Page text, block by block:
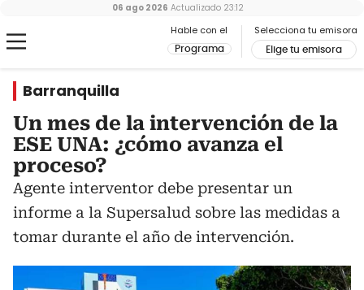
Hable con el
Programa
Selecciona tu emisora
Elige tu emisora
06 ago 2026 Actualizado 23:12
Barranquilla
Un mes de la intervención de la
ESE UNA: ¿cómo avanza el
proceso?
Agente interventor debe presentar un
informe a la Supersalud sobre las medidas a
tomar durante el año de intervención.